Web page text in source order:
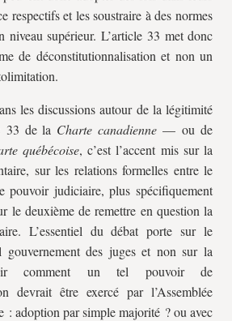
respectifs et les soustraire à des normes
niveau supérieur. L’article 33 met donc
de déconstitutionnalisation et non un
les discussions autour de la légitimité
33 de la Charte canadienne — ou de
québécoise, c’est l’accent mis sur la
sur les relations formelles entre le
pouvoir judiciaire, plus spécifiquement
le deuxième de remettre en question la
L’essentiel du débat porte sur le
gouvernement des juges et non sur la
comment un tel pouvoir de
devrait être exercé par l’Assemblée
: adoption par simple majorité ? ou avec